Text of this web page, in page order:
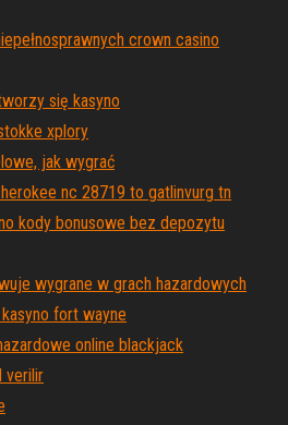
crown casino
się kasyno
xplory
jak wygrać
nc 28719 to gatlinvurg tn
kody bonusowe bez depozytu
wygrane w grach hazardowych
fort wayne
online blackjack
verilir